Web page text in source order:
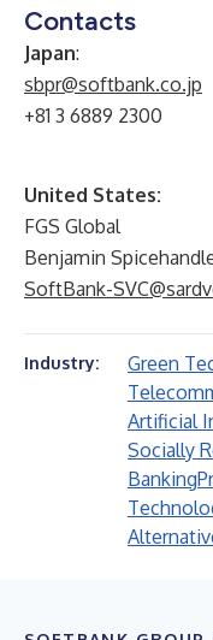
Contacts
Japan:
sbpr@softbank.co.jp
+81 3 6889 2300
United States:
FGS Global
Benjamin
SoftBank-
Industry: Green
Artificial
Socially
Banking